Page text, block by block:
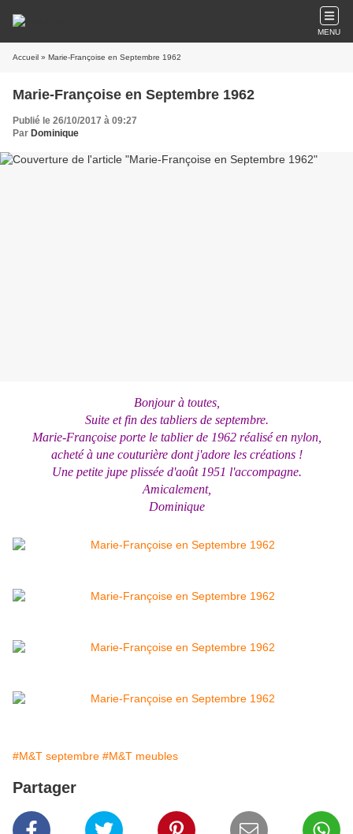
MENU
Accueil » Marie-Françoise en Septembre 1962
Marie-Françoise en Septembre 1962
Publié le 26/10/2017 à 09:27
Par Dominique
Bonjour à toutes,
Suite et fin des tabliers de septembre.
Marie-Françoise porte le tablier de 1962 réalisé en nylon,
acheté à une couturière dont j'adore les créations !
Une petite jupe plissée d'août 1951 l'accompagne.
Amicalement,
Dominique
#M&T septembre #M&T meubles
Partager